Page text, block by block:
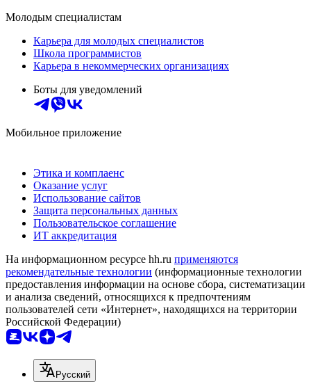
Молодым специалистам
Карьера для молодых специалистов
Школа программистов
Карьера в некоммерческих организациях
Боты для уведомлений
Мобильное приложение
Этика и комплаенс
Оказание услуг
Использование сайтов
Защита персональных данных
Пользовательское соглашение
ИТ аккредитация
На информационном ресурсе hh.ru применяются
рекомендательные технологии (информационные технологии
предоставления информации на основе сбора, систематизации
и анализа сведений, относящихся к предпочтениям
пользователей сети «Интернет», находящихся на территории
Российской Федерации)
Русский